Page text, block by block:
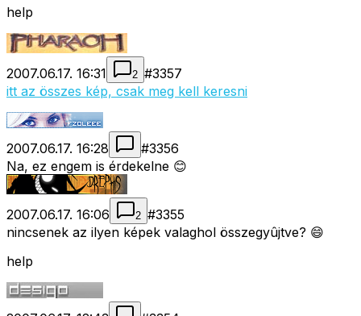
help
2007.06.17. 16:31 2 #3357
itt az összes kép, csak meg kell keresni
2007.06.17. 16:28 #3356
Na, ez engem is érdekelne 😊
2007.06.17. 16:06 2 #3355
nincsenek az ilyen képek valaghol összegyûjtve? 😄
help